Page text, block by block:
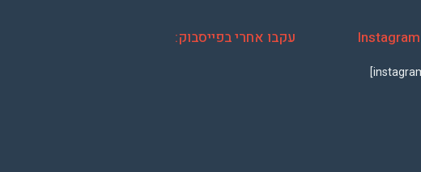
עקבו אחרי בפייסבוק: